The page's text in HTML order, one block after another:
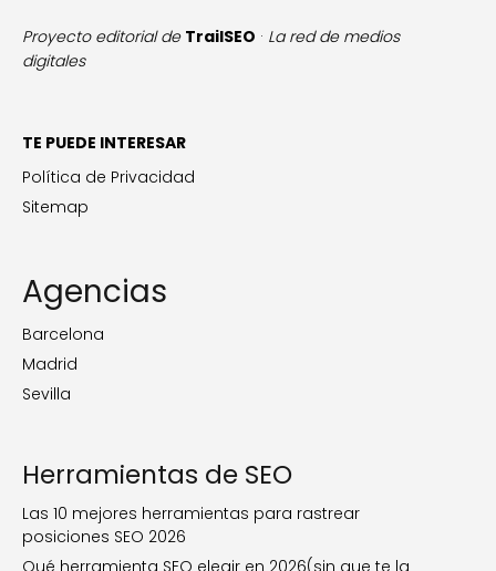
Proyecto editorial de TrailSEO · La red de medios
digitales
TE PUEDE INTERESAR
Política de Privacidad
Sitemap
Agencias
Barcelona
Madrid
Sevilla
Herramientas de SEO
Las 10 mejores herramientas para rastrear
posiciones SEO 2026